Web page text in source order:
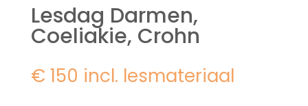
Lesdag Darmen,
Coeliakie, Crohn
€ 150 incl. lesmateriaal